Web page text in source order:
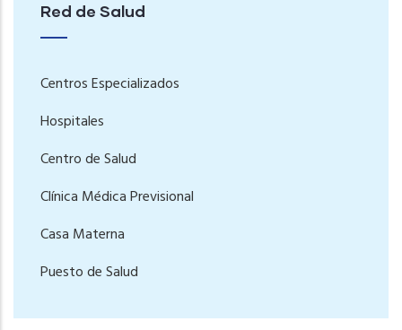
Red de Salud
Centros Especializados
Hospitales
Centro de Salud
Clínica Médica Previsional
Casa Materna
Puesto de Salud